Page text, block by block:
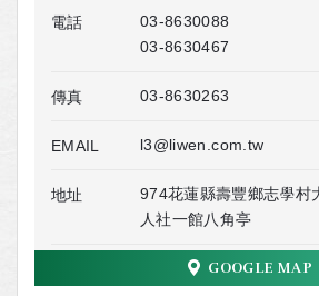
電話
03-8630088
03-8630467
傳真 03-8630263
EMAIL l3@liwen.com.tw
地址
974花蓮縣壽豐鄉志學村
人社一館八角亭
GOOGLE MAP